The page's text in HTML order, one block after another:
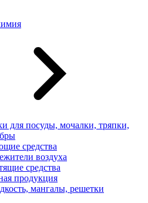
для посуды, мочалки, тряпки,
средства
воздуха
средства
продукция
мангалы, решетки